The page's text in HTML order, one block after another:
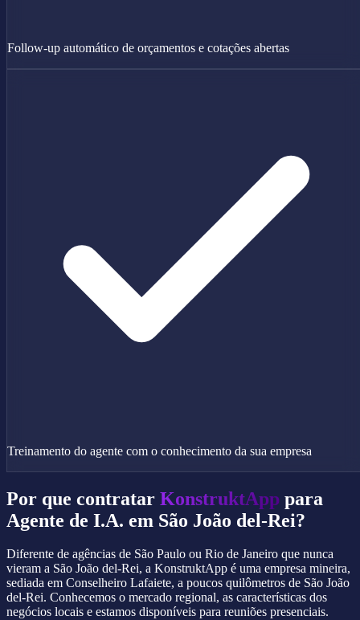
Follow-up automático de orçamentos e cotações abertas
Treinamento do agente com o conhecimento da sua empresa
Por que contratar KonstruktApp para
Agente de I.A. em São João del-Rei?
Diferente de agências de São Paulo ou Rio de Janeiro que nunca
vieram a São João del-Rei, a KonstruktApp é uma empresa mineira,
sediada em Conselheiro Lafaiete, a poucos quilômetros de São João
del-Rei. Conhecemos o mercado regional, as características dos
negócios locais e estamos disponíveis para reuniões presenciais.